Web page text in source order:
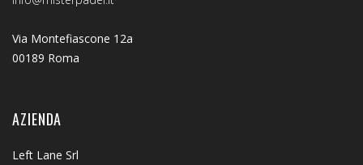
Via Montefiascone 12a
00189 Roma
AZIENDA
Left Lane Srl